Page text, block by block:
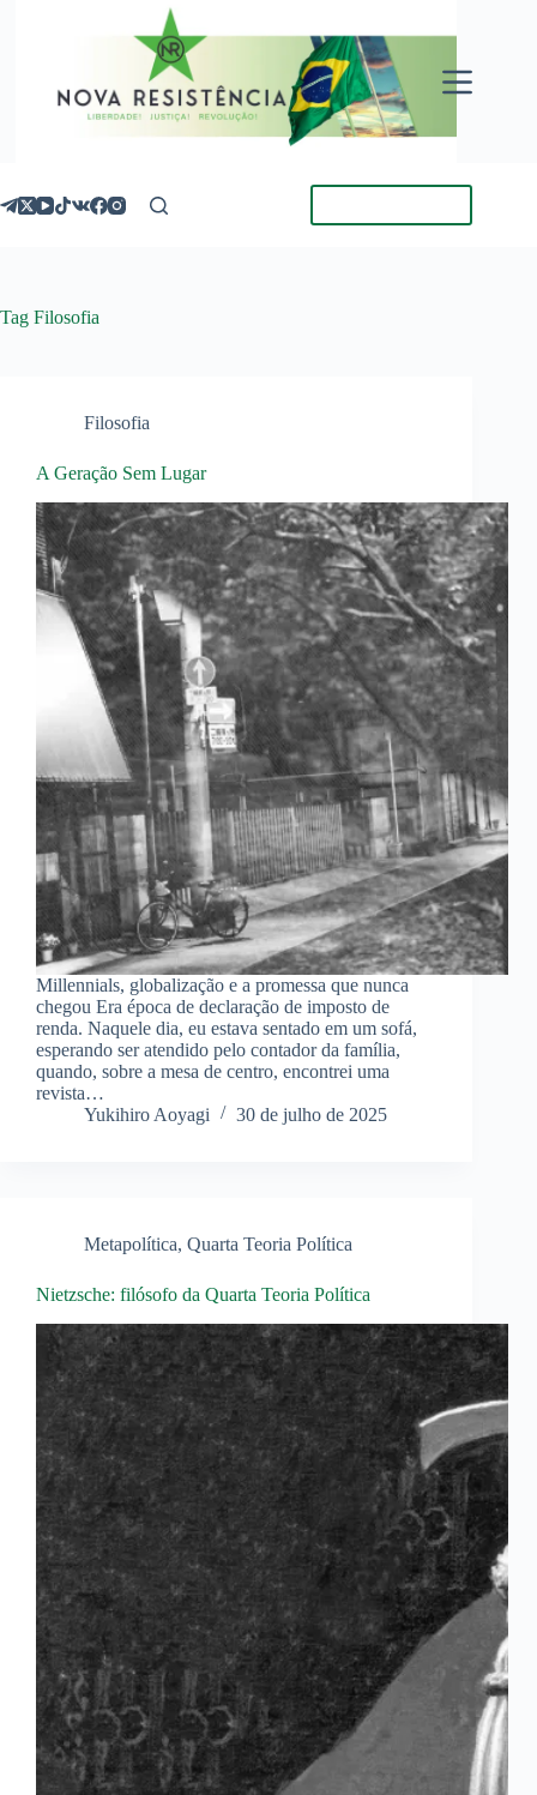
Tag Filosofia
Filosofia
A Geração Sem Lugar
Millennials, globalização e a promessa que nunca
chegou Era época de declaração de imposto de
renda. Naquele dia, eu estava sentado em um sofá,
esperando ser atendido pelo contador da família,
quando, sobre a mesa de centro, encontrei uma
revista…
Yukihiro Aoyagi
30 de julho de 2025
Metapolítica, Quarta Teoria Política
Nietzsche: filósofo da Quarta Teoria Política